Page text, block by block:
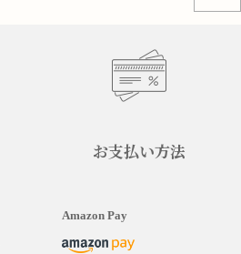
お支払い方法
Amazon Pay